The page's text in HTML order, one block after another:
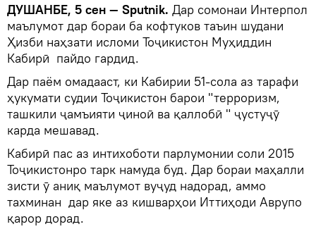
ДУШАНБЕ, 5 сен — Sputnik. Дар сомонаи Интерпол
маълумот дар бораи ба кофтуков таъин шудани
Ҳизби наҳзати исломи Тоҷикистон Муҳиддин
Кабирӣ пайдо гардид.
Дар паём омадааст, ки Кабирии 51-сола аз тарафи
ҳукумати судии Тоҷикистон барои "терроризм,
ташкили ҷамъияти ҷиноӣ ва қаллобӣ " ҷустуҷӯ
карда мешавад.
Кабирӣ пас аз интихоботи парлумонии соли 2015
Тоҷикистонро тарк намуда буд. Дар бораи маҳалли
зисти ӯ аниқ маълумот вуҷуд надорад, аммо
тахминан дар яке аз кишварҳои Иттиҳоди Аврупо
қарор дорад.